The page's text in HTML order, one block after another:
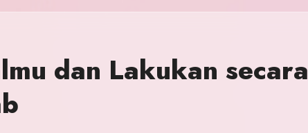
dan Lakukan secara